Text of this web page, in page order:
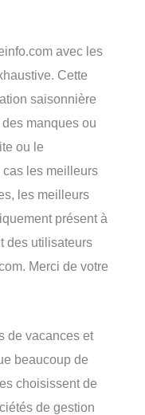
avec les
Cette
saisonnière
manques ou
ou le
les meilleurs
les meilleurs
présent à
des utilisateurs
Merci de votre
de vacances et
beaucoup de
choisissent de
de gestion